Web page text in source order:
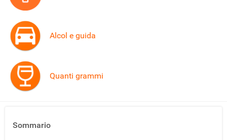
Alcol e guida
Quanti grammi
Sommario